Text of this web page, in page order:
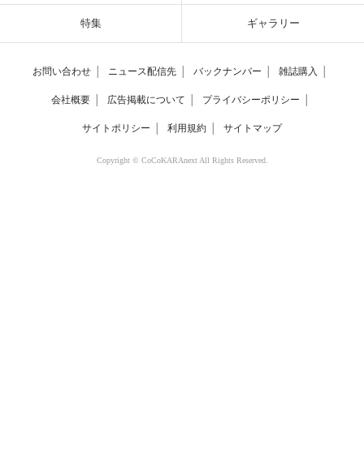
特集 ギャラリー
お問い合わせ ニュース配信先 バックナンバー 雑誌購入
会社概要 広告掲載について プライバシーポリシー
サイトポリシー 利用規約 サイトマップ
Copyright © CoCoKARAnext All Rights Reserved.